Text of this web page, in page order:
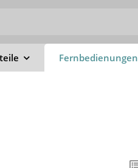
Fernbedienungen